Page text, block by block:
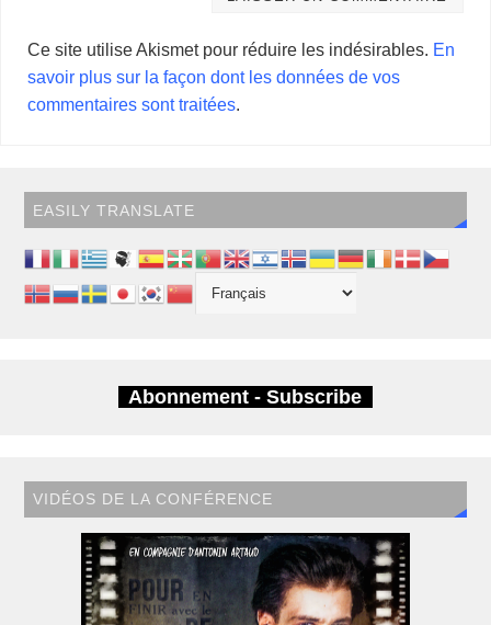
Ce site utilise Akismet pour réduire les indésirables. En
savoir plus sur la façon dont les données de vos
commentaires sont traitées.
EASILY TRANSLATE
Abonnement - Subscribe
VIDÉOS DE LA CONFÉRENCE